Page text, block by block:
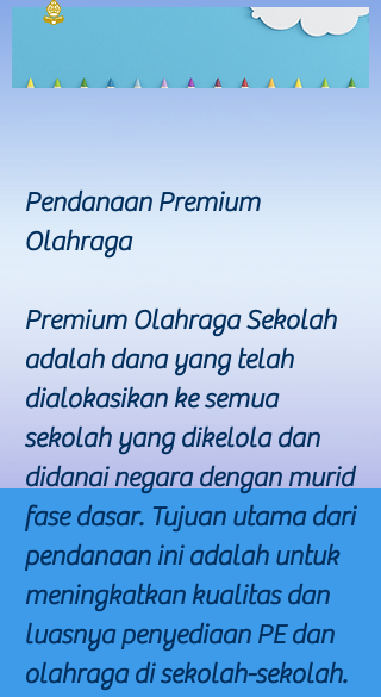
Pendanaan Premium
Olahraga
Premium Olahraga Sekolah
adalah dana yang telah
dialokasikan ke semua
sekolah yang dikelola dan
didanai negara dengan murid
fase dasar. Tujuan utama dari
pendanaan ini adalah untuk
meningkatkan kualitas dan
luasnya penyediaan PE dan
olahraga di sekolah-sekolah.